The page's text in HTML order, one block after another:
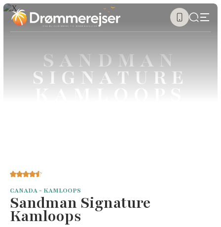
SANDMAN
SIGNATURE
KAMLOOPS
CANADA - KAMLOOPS
Sandman Signature
Kamloops